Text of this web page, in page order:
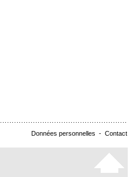
Données personnelles - Contact